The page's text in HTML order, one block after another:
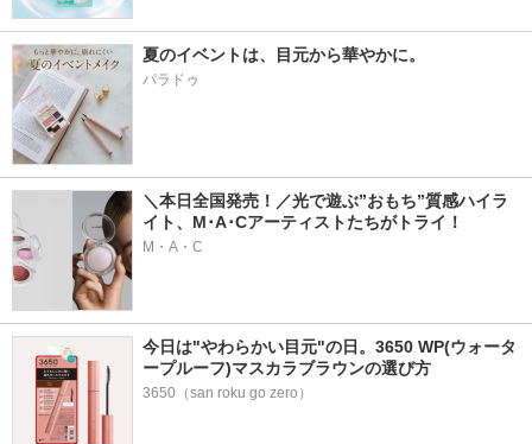
夏のイベントは、目元から華やかに。
パラドゥ
＼本日全国発売！／光で遊ぶ”おもち”質感ハイラ
イト、M･A･Cアーティストたちがトライ！
M・A・C
今日は"やわらかい目元"の日。3650 WP(ウォータ
ープルーフ)マスカラブラウンの選び方
3650（san roku go zero）